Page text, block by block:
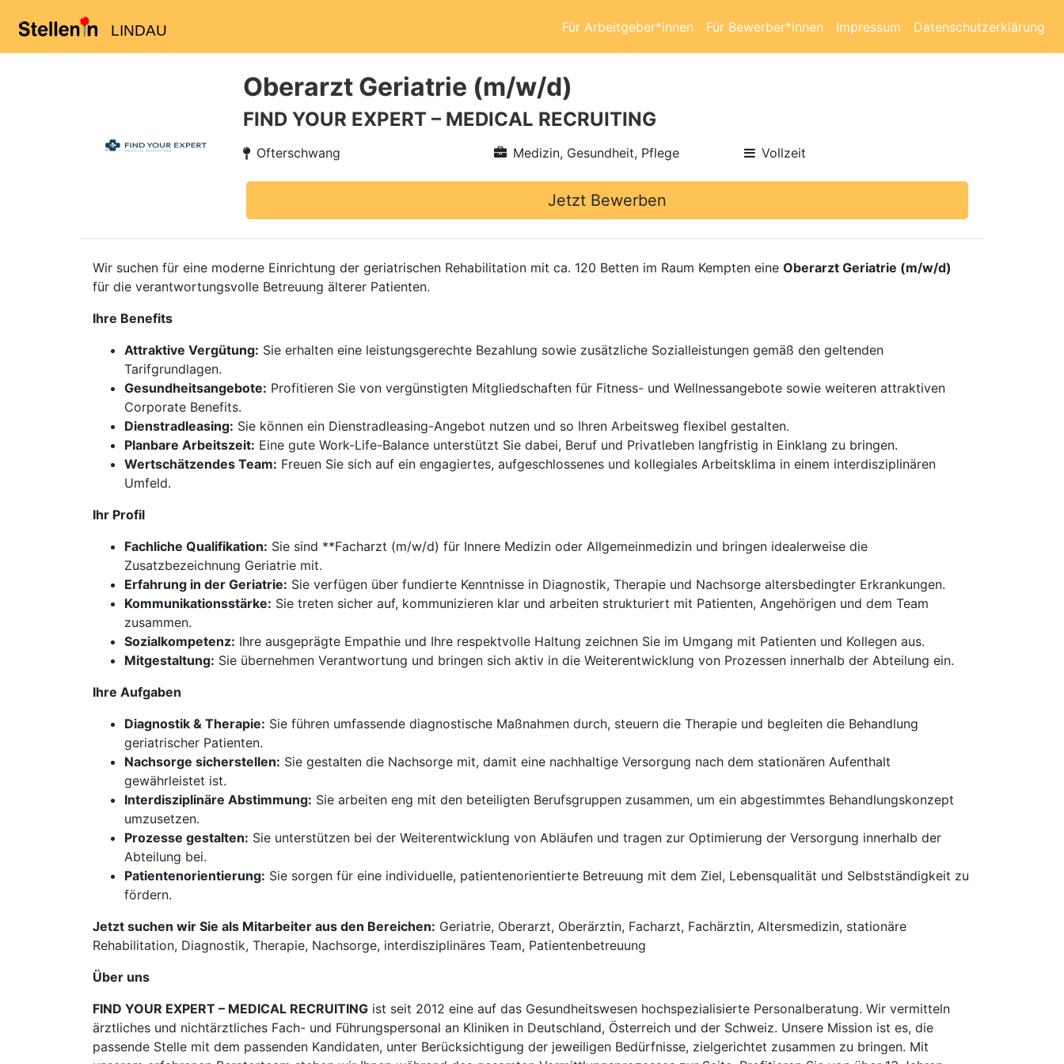
LINDAU Für Arbeitgeber*innen Für Bewerber*innen Impressum Datenschutzerklärung
Oberarzt Geriatrie (m/w/d)
FIND YOUR EXPERT – MEDICAL RECRUITING
Ofterschwang Medizin, Gesundheit, Pflege Vollzeit
Jetzt Bewerben
Wir suchen für eine moderne Einrichtung der geriatrischen Rehabilitation mit ca. 120 Betten im Raum Kempten eine Oberarzt Geriatrie (m/w/d)
für die verantwortungsvolle Betreuung älterer Patienten.
Ihre Benefits
Attraktive Vergütung: Sie erhalten eine leistungsgerechte Bezahlung sowie zusätzliche Sozialleistungen gemäß den geltenden
Tarifgrundlagen.
Gesundheitsangebote: Profitieren Sie von vergünstigten Mitgliedschaften für Fitness- und Wellnessangebote sowie weiteren attraktiven
Corporate Benefits.
Dienstradleasing: Sie können ein Dienstradleasing-Angebot nutzen und so Ihren Arbeitsweg flexibel gestalten.
Planbare Arbeitszeit: Eine gute Work-Life-Balance unterstützt Sie dabei, Beruf und Privatleben langfristig in Einklang zu bringen.
Wertschätzendes Team: Freuen Sie sich auf ein engagiertes, aufgeschlossenes und kollegiales Arbeitsklima in einem interdisziplinären
Umfeld.
Ihr Profil
Fachliche Qualifikation: Sie sind **Facharzt (m/w/d) für Innere Medizin oder Allgemeinmedizin und bringen idealerweise die
Zusatzbezeichnung Geriatrie mit.
Erfahrung in der Geriatrie: Sie verfügen über fundierte Kenntnisse in Diagnostik, Therapie und Nachsorge altersbedingter Erkrankungen.
Kommunikationsstärke: Sie treten sicher auf, kommunizieren klar und arbeiten strukturiert mit Patienten, Angehörigen und dem Team
zusammen.
Sozialkompetenz: Ihre ausgeprägte Empathie und Ihre respektvolle Haltung zeichnen Sie im Umgang mit Patienten und Kollegen aus.
Mitgestaltung: Sie übernehmen Verantwortung und bringen sich aktiv in die Weiterentwicklung von Prozessen innerhalb der Abteilung ein.
Ihre Aufgaben
Diagnostik & Therapie: Sie führen umfassende diagnostische Maßnahmen durch, steuern die Therapie und begleiten die Behandlung
geriatrischer Patienten.
Nachsorge sicherstellen: Sie gestalten die Nachsorge mit, damit eine nachhaltige Versorgung nach dem stationären Aufenthalt
gewährleistet ist.
Interdisziplinäre Abstimmung: Sie arbeiten eng mit den beteiligten Berufsgruppen zusammen, um ein abgestimmtes Behandlungskonzept
umzusetzen.
Prozesse gestalten: Sie unterstützen bei der Weiterentwicklung von Abläufen und tragen zur Optimierung der Versorgung innerhalb der
Abteilung bei.
Patientenorientierung: Sie sorgen für eine individuelle, patientenorientierte Betreuung mit dem Ziel, Lebensqualität und Selbstständigkeit zu
fördern.
Jetzt suchen wir Sie als Mitarbeiter aus den Bereichen: Geriatrie, Oberarzt, Oberärztin, Facharzt, Fachärztin, Altersmedizin, stationäre
Rehabilitation, Diagnostik, Therapie, Nachsorge, interdisziplinäres Team, Patientenbetreuung
Über uns
FIND YOUR EXPERT – MEDICAL RECRUITING ist seit 2012 eine auf das Gesundheitswesen hochspezialisierte Personalberatung. Wir vermitteln
ärztliches und nichtärztliches Fach- und Führungspersonal an Kliniken in Deutschland, Österreich und der Schweiz. Unsere Mission ist es, die
passende Stelle mit dem passenden Kandidaten, unter Berücksichtigung der jeweiligen Bedürfnisse, zielgerichtet zusammen zu bringen. Mit